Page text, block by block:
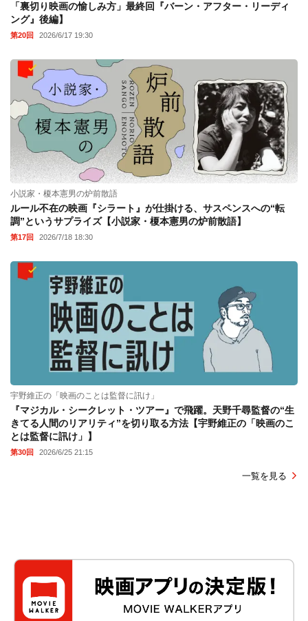
「裏切り映画の愉しみ方」最終回『バーン・アフター・リーディ
ング』後編】
第20回 2026/6/17 19:30
小説家・榎本憲男の炉前散語
ルール不在の映画『シラート』が仕掛ける、サスペンスへの“転
調”というサプライズ【小説家・榎本憲男の炉前散語】
第17回 2026/7/18 18:30
宇野維正の「映画のことは監督に訊け」
『マジカル・シークレット・ツアー』で飛躍。天野千尋監督の“生
きてる人間のリアリティ”を切り取る方法【宇野維正の「映画のこ
とは監督に訊け」】
第30回 2026/6/25 21:15
一覧を見る